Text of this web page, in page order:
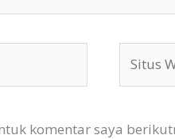
Web
komentar saya